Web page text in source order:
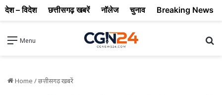
Menu
Home /छत्तीसगढ़ खबरें
देश – विदेश छत्तीसगढ़ खबरें नॉलेज चुनाव Breaking News